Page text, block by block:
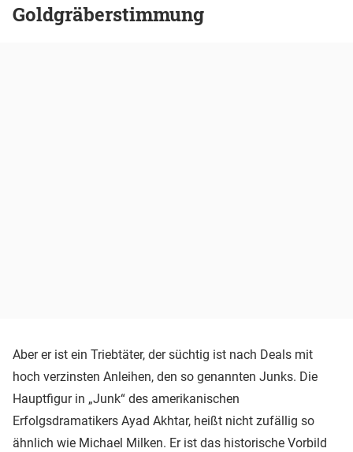
Goldgräberstimmung
Aber er ist ein Triebtäter, der süchtig ist nach Deals mit
hoch verzinsten Anleihen, den so genannten Junks. Die
Hauptfigur in „Junk“ des amerikanischen
Erfolgsdramatikers Ayad Akhtar, heißt nicht zufällig so
ähnlich wie Michael Milken. Er ist das historische Vorbild